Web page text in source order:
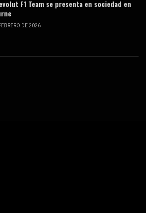
F1 Team se presenta en sociedad en
DE 2026